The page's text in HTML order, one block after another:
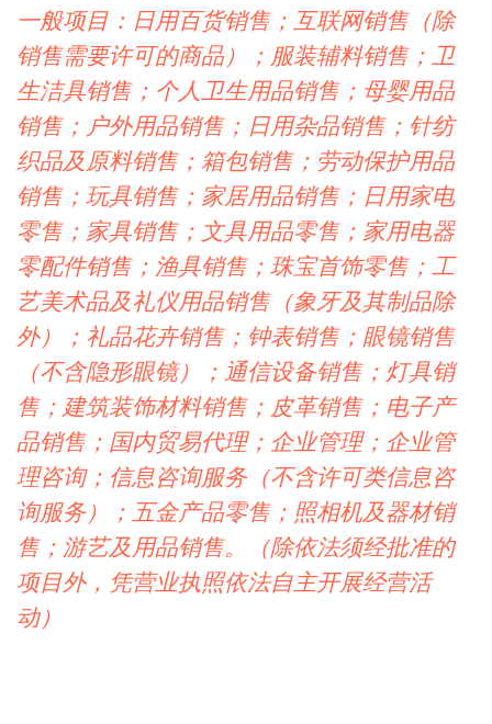
一般项目：日用百货销售；互联网销售（除
销售需要许可的商品）；服装辅料销售；卫
生洁具销售；个人卫生用品销售；母婴用品
销售；户外用品销售；日用杂品销售；针纺
织品及原料销售；箱包销售；劳动保护用品
销售；玩具销售；家居用品销售；日用家电
零售；家具销售；文具用品零售；家用电器
零配件销售；渔具销售；珠宝首饰零售；工
艺美术品及礼仪用品销售（象牙及其制品除
外）；礼品花卉销售；钟表销售；眼镜销售
（不含隐形眼镜）；通信设备销售；灯具销
售；建筑装饰材料销售；皮革销售；电子产
品销售；国内贸易代理；企业管理；企业管
理咨询；信息咨询服务（不含许可类信息咨
询服务）；五金产品零售；照相机及器材销
售；游艺及用品销售。（除依法须经批准的
项目外，凭营业执照依法自主开展经营活
动）